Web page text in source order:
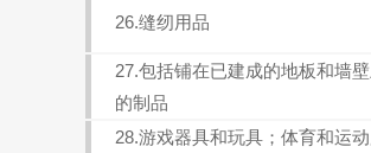
26.缝纫用品
27.包括铺在已建成的地板和墙
的制品
28.游戏器具和玩具；体育和运